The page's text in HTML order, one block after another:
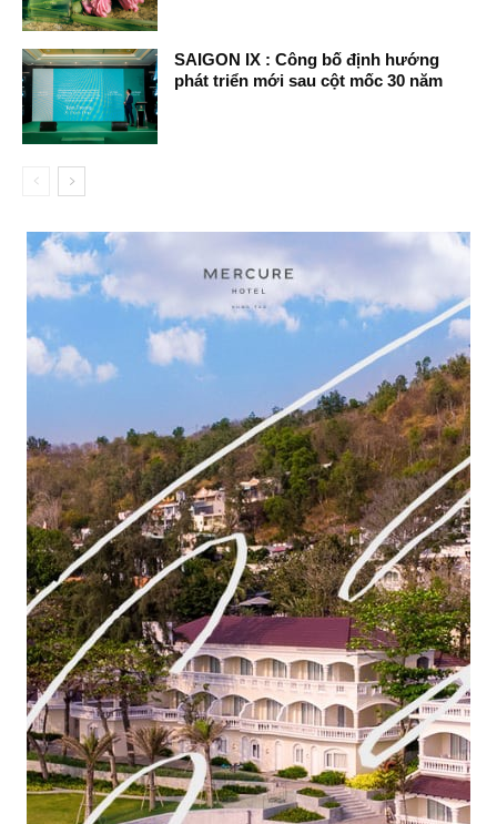
SAIGON IX : Công bố định hướng
phát triển mới sau cột mốc 30 năm